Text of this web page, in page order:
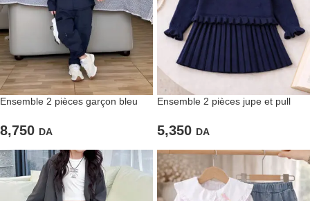
Ensemble 2 pièces garçon bleu
8,750 DA
Ensemble 2 pièces jupe et pull
5,350 DA